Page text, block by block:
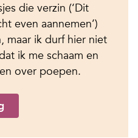
die verzin (‘Dit
even aannemen’)
maar ik durf hier niet
ik me schaam en
over poepen.